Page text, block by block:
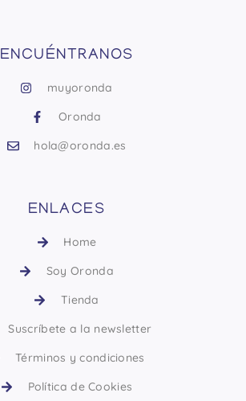
ENCUÉNTRANOS
muyoronda
Oronda
hola@oronda.es
ENLACES
Home
Soy Oronda
Tienda
Suscríbete a la newsletter
Términos y condiciones
Política de Cookies